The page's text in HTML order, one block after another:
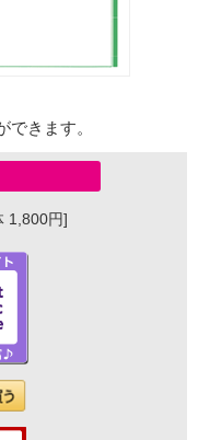
きます。
円]